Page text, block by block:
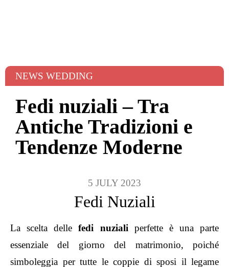
NEWS WEDDING
Fedi nuziali – Tra
Antiche Tradizioni e
Tendenze Moderne
5 JULY 2023
Fedi Nuziali
La scelta dellefedi nuziali perfette è una parte
essenziale del giorno del matrimonio, poiché
simboleggia per tutte le coppie di sposi il legame